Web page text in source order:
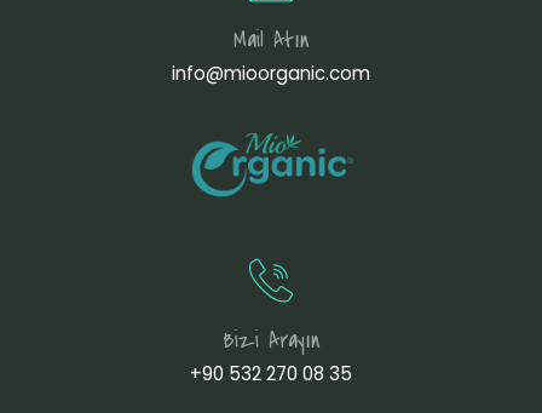
Mail Atın
info@mioorganic.com
Bizi Arayın
+90 532 270 08 35